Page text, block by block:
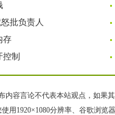
批负责人
存
制
内容言论不代表本站观点，如果
用1920×1080分辨率、谷歌浏览